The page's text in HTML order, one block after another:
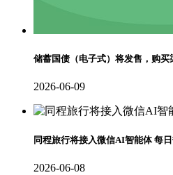
储蓄国债（电子式）将发售，购买
2026-06-09
同程旅行将接入微信AI智能体 每日
2026-06-08